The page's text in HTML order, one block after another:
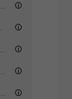
IST SELBER SPRECHEN IN ZEITEN VON KI SINNVOLL?
DIE 3 BEDINGUNGEN FÜR EINEN ERFOLGREICHEN AUFTRITT
ÜBERWINDEST
DEINE SICHTBARKEIT LERNEN KANNST